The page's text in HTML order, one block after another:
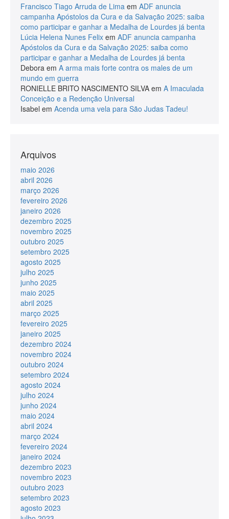
Francisco Tiago Arruda de Lima em ADF anuncia
campanha Apóstolos da Cura e da Salvação 2025: saiba
como participar e ganhar a Medalha de Lourdes já benta
Lúcia Helena Nunes Felix em ADF anuncia campanha
Apóstolos da Cura e da Salvação 2025: saiba como
participar e ganhar a Medalha de Lourdes já benta
Debora em A arma mais forte contra os males de um
mundo em guerra
RONIELLE BRITO NASCIMENTO SILVA em A Imaculada
Conceição e a Redenção Universal
Isabel em Acenda uma vela para São Judas Tadeu!
Arquivos
maio 2026
abril 2026
março 2026
fevereiro 2026
janeiro 2026
dezembro 2025
novembro 2025
outubro 2025
setembro 2025
agosto 2025
julho 2025
junho 2025
maio 2025
abril 2025
março 2025
fevereiro 2025
janeiro 2025
dezembro 2024
novembro 2024
outubro 2024
setembro 2024
agosto 2024
julho 2024
junho 2024
maio 2024
abril 2024
março 2024
fevereiro 2024
janeiro 2024
dezembro 2023
novembro 2023
outubro 2023
setembro 2023
agosto 2023